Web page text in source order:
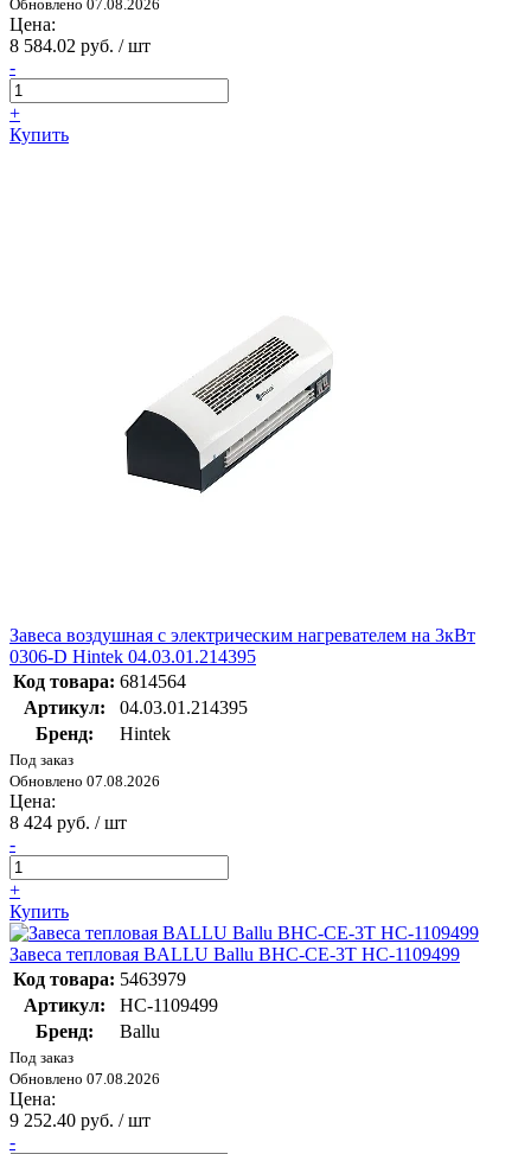
Обновлено 07.08.2026
Цена:
8 584.02 руб. / шт
-
+
Купить
Завеса воздушная с электрическим нагревателем на 3кВт
0306-D Hintek 04.03.01.214395
Код товара: 6814564
Артикул:
04.03.01.214395
Бренд:
Hintek
Под заказ
Обновлено 07.08.2026
Цена:
8 424 руб. / шт
-
+
Купить
Завеса тепловая BALLU Ballu BHC-CE-3T НС-1109499
Код товара: 5463979
Артикул:
НС-1109499
Бренд:
Ballu
Под заказ
Обновлено 07.08.2026
Цена:
9 252.40 руб. / шт
-